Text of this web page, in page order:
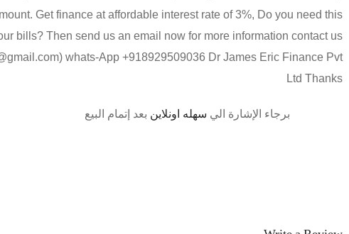
Get finance at affordable interest rate of 3%, Do you need this
bills? Then send us an email now for more information contact us
whats-App +918929509036 Dr James Eric Finance Pvt
Ltd Thanks
برجاء الإشارة الي سهله اونلاين بعد إتمام البيع